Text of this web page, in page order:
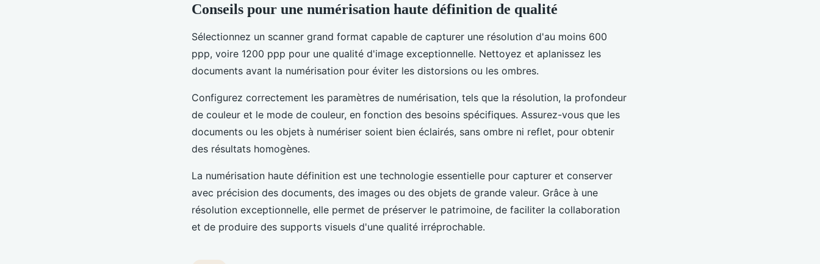
Conseils pour une numérisation haute définition de qualité
Sélectionnez un scanner grand format capable de capturer une résolution d'au moins 600
ppp, voire 1200 ppp pour une qualité d'image exceptionnelle. Nettoyez et aplanissez les
documents avant la numérisation pour éviter les distorsions ou les ombres.
Configurez correctement les paramètres de numérisation, tels que la résolution, la profondeur
de couleur et le mode de couleur, en fonction des besoins spécifiques. Assurez-vous que les
documents ou les objets à numériser soient bien éclairés, sans ombre ni reflet, pour obtenir
des résultats homogènes.
La numérisation haute définition est une technologie essentielle pour capturer et conserver
avec précision des documents, des images ou des objets de grande valeur. Grâce à une
résolution exceptionnelle, elle permet de préserver le patrimoine, de faciliter la collaboration
et de produire des supports visuels d'une qualité irréprochable.